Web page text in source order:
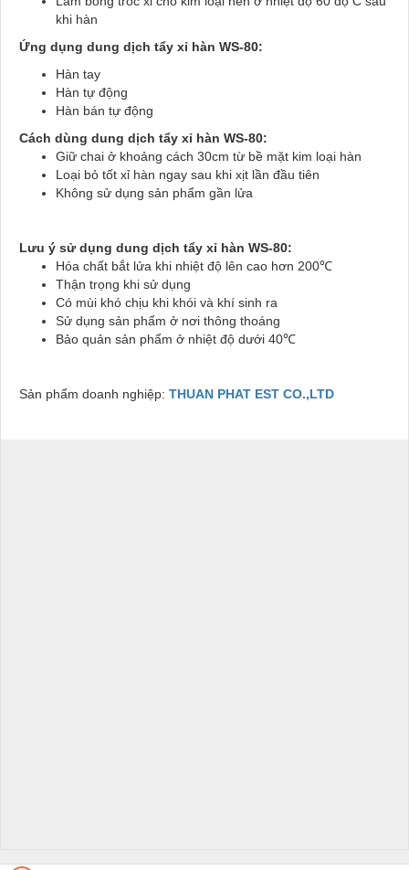
khi hàn
Ứng dụng dung dịch tẩy xỉ hàn WS-80:
Hàn tay
Hàn tự động
Hàn bán tự động
Cách dùng dung dịch tẩy xỉ hàn WS-80:
Giữ chai ở khoảng cách 30cm từ bề mặt kim loại hàn
Loại bỏ tốt xỉ hàn ngay sau khi xịt lần đầu tiên
Không sử dụng sản phẩm gần lửa
Lưu ý sử dụng dung dịch tẩy xỉ hàn WS-80:
Hóa chất bắt lửa khi nhiệt độ lên cao hơn 200℃
Thận trọng khi sử dụng
Có mùi khó chịu khi khói và khí sinh ra
Sử dụng sản phẩm ở nơi thông thoáng
Bảo quản sản phẩm ở nhiệt độ dưới 40℃
Sản phẩm doanh nghiệp: THUAN PHAT EST CO.,LTD